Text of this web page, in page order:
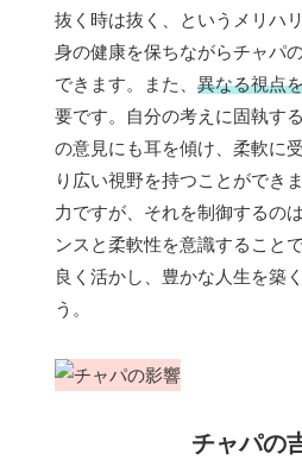
抜く時は抜く、というメリハ
身の健康を保ちながらチャパ
できます。また、 異なる視点
要です。自分の考えに固執す
の意見にも耳を傾け、柔軟に
り広い視野を持つことができ
力ですが、それを制御するの
ンスと柔軟性を意識すること
良く活かし、豊かな人生を築
う。
チャパの